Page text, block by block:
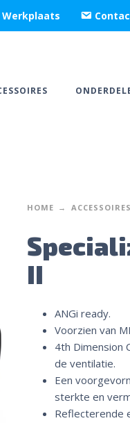
Werkplaats
HOME ACCESSOIRES
II
ANGi ready.
Voorzien van
4th Dimension
de ventilatie.
Een
sterkte en
Reflecterende